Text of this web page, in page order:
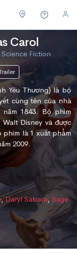
Carol
Fiction
Yêu Thương) là bộ
cùng tên của nhà
1843. Bộ phim
Disney và được
phim là 1 xuất phẩm
2009.
,Daryl Sabara, Sage